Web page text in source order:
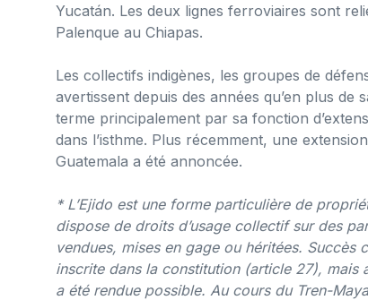
Yucatán. Les deux lignes ferroviaires sont
Palenque au Chiapas.
Les collectifs indigènes, les groupes de
avertissent depuis des années qu’en plus
terme principalement par sa fonction
dans l’isthme. Plus récemment, une
Guatemala a été annoncée.
* L’Ejido est une forme particulière de
dispose de droits d’usage collectif sur des
vendues, mises en gage ou héritées. Succès
inscrite dans la constitution (article 27), mais
a été rendue possible. Au cours du Tren-